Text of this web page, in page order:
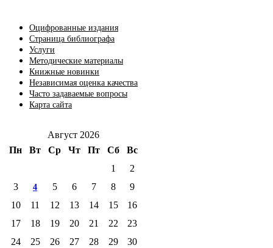
Оцифрованные издания
Страница библиографа
Услуги
Методические материалы
Книжные новинки
Независимая оценка качества
Часто задаваемые вопросы
Карта сайта
Август 2026
Пн
Вт Ср Чт Пт Сб
Вс
1
2
3
4 5 6 7 8
9
10
11 12 13 14 15
16
17
18 19 20 21 22
23
24
25 26 27 28 29
30